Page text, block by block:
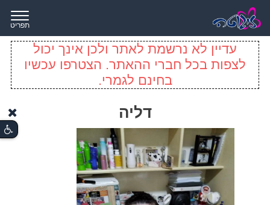
תפריט
עדיין לא נרשמת לאתר ולכן אינך יכול
לצפות בכל חברי ההאתר. הצטרפו עכשיו
בחינם לגמרי.
דליה